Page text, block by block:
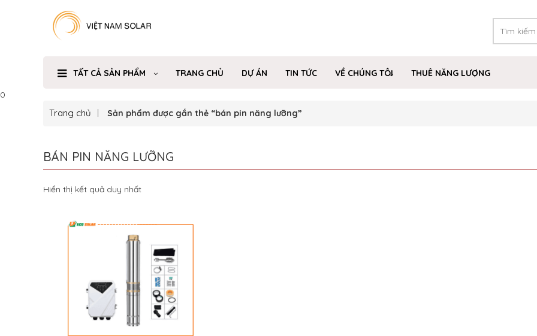
TẤT CẢ SẢN PHẨM TRANG CHỦ DỰ ÁN TIN TỨC VỀ CHÚNG TÔI
THUÊ NĂNG LƯỢNG
0
Trang chủ Sản phẩm được gắn thẻ “bán pin năng lưỡng”
BÁN PIN NĂNG LƯỠNG
Hiển thị kết quả duy nhất